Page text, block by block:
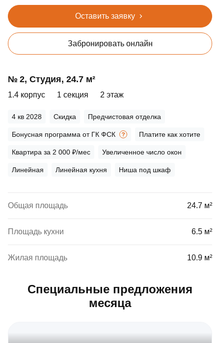
Оставить заявку
Забронировать онлайн
№ 2, Студия, 24.7 м²
1.4 корпус 1 секция 2 этаж
4 кв 2028 Скидка Предчистовая отделка
Бонусная программа от ГК ФСК Платите как хотите
Квартира за 2 000 ₽/мес Увеличенное число окон
Линейная Линейная кухня Ниша под шкаф
Общая площадь 24.7 м²
Площадь кухни 6.5 м²
Жилая площадь 10.9 м²
Специальные предложения
месяца